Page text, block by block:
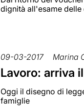
dignità all'esame
09-03-2017 Marina
Lavoro: arriva
Oggi il disegno di
famiglie